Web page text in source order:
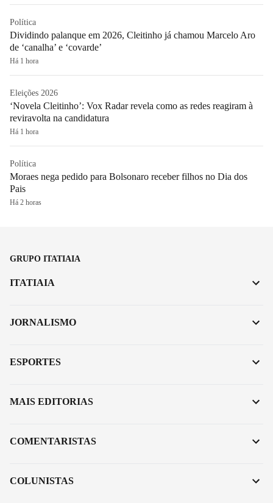
Política
Dividindo palanque em 2026, Cleitinho já chamou Marcelo Aro
de ‘canalha’ e ‘covarde’
Há 1 hora
Eleições 2026
‘Novela Cleitinho’: Vox Radar revela como as redes reagiram à
reviravolta na candidatura
Há 1 hora
Política
Moraes nega pedido para Bolsonaro receber filhos no Dia dos
Pais
Há 2 horas
GRUPO ITATIAIA
ITATIAIA
JORNALISMO
ESPORTES
MAIS EDITORIAS
COMENTARISTAS
COLUNISTAS